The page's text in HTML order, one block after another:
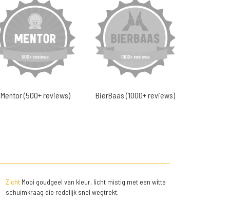
Mentor (500+ reviews) BierBaas (1000+ reviews)
ZichtMooi goudgeel van kleur, licht mistig met een witte
schuimkraag die redelijk snel wegtrekt.